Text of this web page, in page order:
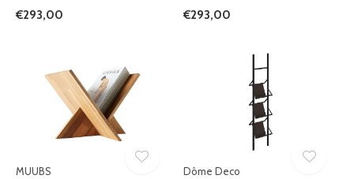
€293,00
€293,00
MUUBS Dôme Deco